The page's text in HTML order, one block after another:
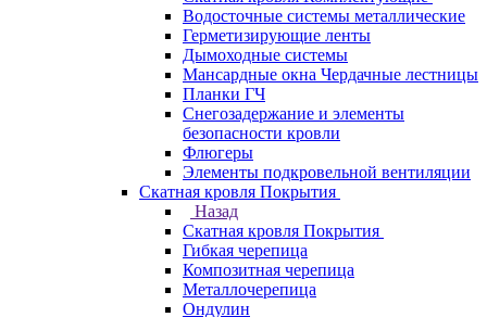
Водосточные системы металлические
Герметизирующие ленты
Дымоходные системы
Мансардные окна Чердачные лестницы
Планки ГЧ
Снегозадержание и элементы
безопасности кровли
Флюгеры
Элементы подкровельной вентиляции
Скатная кровля Покрытия
Назад
Скатная кровля Покрытия
Гибкая черепица
Композитная черепица
Металлочерепица
Ондулин